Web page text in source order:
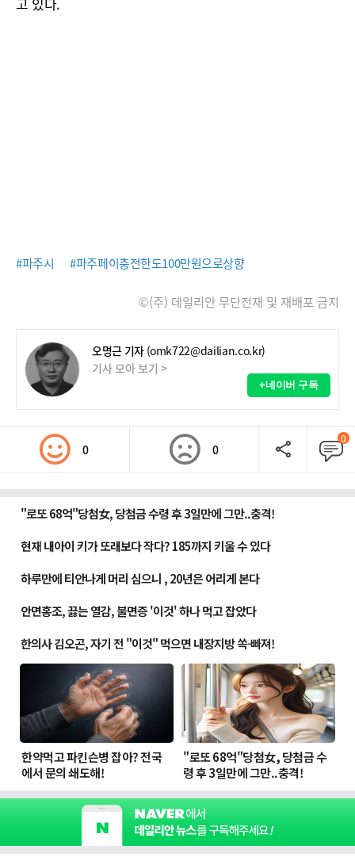
#파주시 #파주페이충전한도100만원으로상향
©(주) 데일리안 무단전재 및 재배포 금지
오명근 기자 (omk722@dailian.co.kr)
기사 모아 보기 >
+네이버 구독
0 0
0